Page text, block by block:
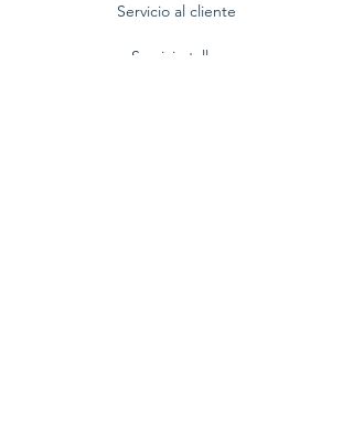
Servicio al cliente
Servicio taller